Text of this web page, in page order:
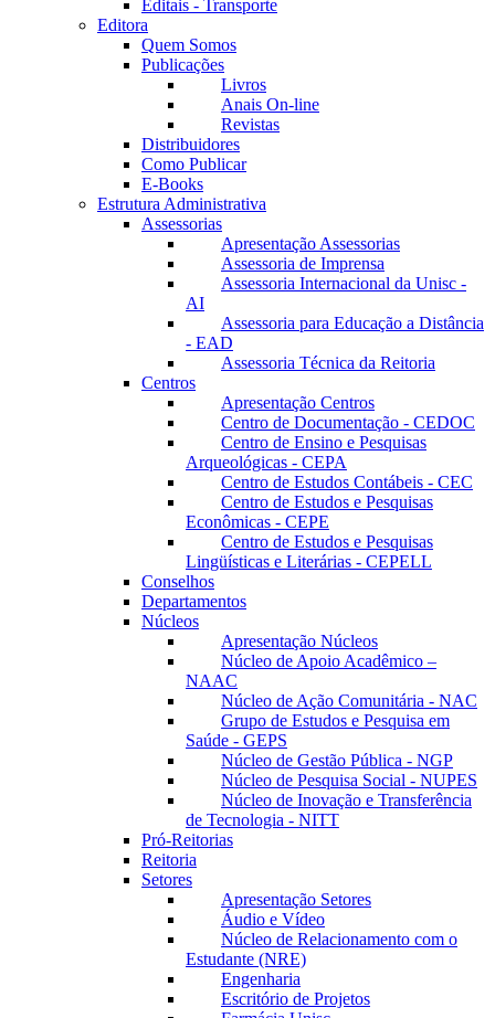
Editais - Transporte
Editora
Quem Somos
Publicações
Livros
Anais On-line
Revistas
Distribuidores
Como Publicar
E-Books
Estrutura Administrativa
Assessorias
Apresentação Assessorias
Assessoria de Imprensa
Assessoria Internacional da Unisc -
AI
Assessoria para Educação a Distância
- EAD
Assessoria Técnica da Reitoria
Centros
Apresentação Centros
Centro de Documentação - CEDOC
Centro de Ensino e Pesquisas
Arqueológicas - CEPA
Centro de Estudos Contábeis - CEC
Centro de Estudos e Pesquisas
Econômicas - CEPE
Centro de Estudos e Pesquisas
Lingüísticas e Literárias - CEPELL
Conselhos
Departamentos
Núcleos
Apresentação Núcleos
Núcleo de Apoio Acadêmico –
NAAC
Núcleo de Ação Comunitária - NAC
Grupo de Estudos e Pesquisa em
Saúde - GEPS
Núcleo de Gestão Pública - NGP
Núcleo de Pesquisa Social - NUPES
Núcleo de Inovação e Transferência
de Tecnologia - NITT
Pró-Reitorias
Reitoria
Setores
Apresentação Setores
Áudio e Vídeo
Núcleo de Relacionamento com o
Estudante (NRE)
Engenharia
Escritório de Projetos